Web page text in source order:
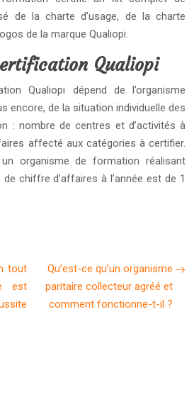
de la charte d’usage, de la charte
de la marque Qualiopi.
Qualiopi
Qualiopi dépend de l’organisme
encore, de la situation individuelle des
: nombre de centres et d’activités à
affecté aux catégories à certifier.
organisme de formation réalisant
chiffre d’affaires à l’année est de 1
tout
est
Qu’est-ce qu’un organisme
paritaire collecteur agréé et
comment fonctionne-t-il ?